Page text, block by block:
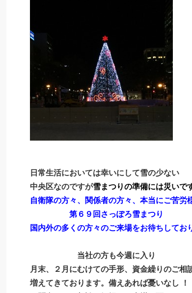
日常生活においては幸いにして雪の少ない
中央区なのですが雪まつりの準備には災いで
自衛隊の方々、関係者の方々、本当にご苦労
第６９回さっぽろ雪まつり
国内外の多くの方々のご来場をお待ちしてお
当社の方も今週に入り
月末、２月にむけての手形、資金繰りのご相
増えてきております。 備えあれば憂いなし ！